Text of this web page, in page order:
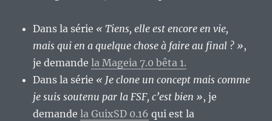
Dans la série « Tiens, elle est encore en vie,
mais qui en a quelque chose à faire au final ? »,
je demandela Mageia 7.0 bêta 1.
Dans la série « Je clone un concept mais comme
je suis soutenu par la FSF, c’est bien », je
demandela GuixSD 0.16 qui est la